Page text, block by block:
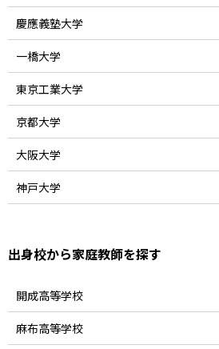
慶應義塾大学
一橋大学
東京工業大学
京都大学
大阪大学
神戸大学
出身校から家庭教師を探す
開成高等学校
麻布高等学校